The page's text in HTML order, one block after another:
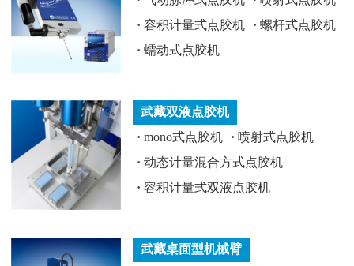
· 容积计量式点胶机 · 螺杆式点胶机
· 蠕动式点胶机
武藏双液点胶机
· mono式点胶机 · 喷射式点胶机
· 动态计量混合方式点胶机
· 容积计量式双液点胶机
武藏桌面型机械臂